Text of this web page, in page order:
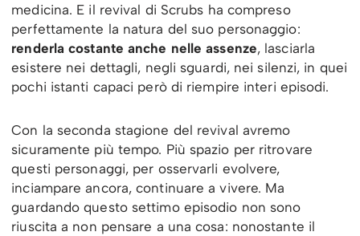
medicina. E il revival di Scrubs ha compreso
perfettamente la natura del suo personaggio:
renderla costante anche nelle assenze, lasciarla
esistere nei dettagli, negli sguardi, nei silenzi, in quei
pochi istanti capaci però di riempire interi episodi.
Con la seconda stagione del revival avremo
sicuramente più tempo. Più spazio per ritrovare
questi personaggi, per osservarli evolvere,
inciampare ancora, continuare a vivere. Ma
guardando questo settimo episodio non sono
riuscita a non pensare a una cosa: nonostante il